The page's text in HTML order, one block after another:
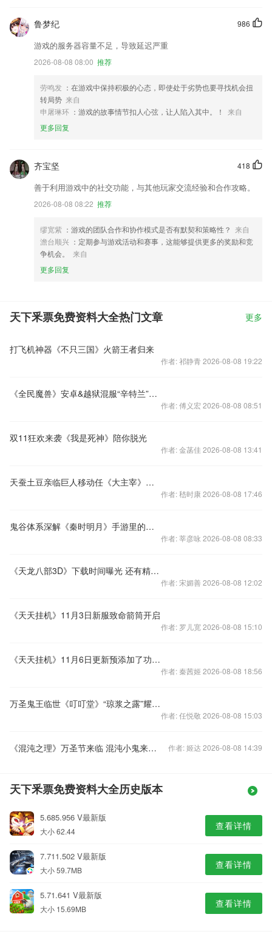
986
鲁梦纪
游戏的服务器容量不足，导致延迟严重
2026-08-08 08:00 推荐
劳鸣发 ：在游戏中保持积极的心态，即使处于劣势也要寻找机会扭
转局势 来自
申屠琳环 ：游戏的故事情节扣人心弦，让人陷入其中。！
来自
更多回复
418
齐宝坚
善于利用游戏中的社交功能，与其他玩家交流经验和合作攻略。
2026-08-08 08:22 推荐
缪宽紫 ：游戏的团队合作和协作模式是否有默契和策略性？ 来自
澹台顺兴 ：定期参与游戏活动和赛事，这能够提供更多的奖励和竞
争机会。
来自
更多回复
天下釆票免费资料大全热门文章 更多
打飞机神器《不只三国》火箭王者归来
作者: 祁静青 2026-08-08 19:22
《全民魔兽》安卓&越狱混服“辛特兰”开启
作者: 傅义宏 2026-08-08 08:51
双11狂欢来袭《我是死神》陪你脱光
作者: 金菡佳 2026-08-08 13:41
天蚕土豆亲临巨人移动任《大主宰》游戏总监制
作者: 嵇时康 2026-08-08 17:46
鬼谷体系深解《秦时明月》手游里的合纵连横
作者: 莘彦咏 2026-08-08 08:33
《天龙八部3D》下载时间曝光 还有精彩礼包
作者: 宋媚善 2026-08-08 12:02
《天天挂机》11月3日新服致命箭筒开启
作者: 罗儿宽 2026-08-08 15:10
《天天挂机》11月6日更新预添加了功能入口
作者: 秦茜姬 2026-08-08 18:56
万圣鬼王临世《叮叮堂》“琼浆之露”耀世开启
作者: 任悦敬 2026-08-08 15:03
《混沌之理》万圣节来临 混沌小鬼来献礼 作者: 姬达 2026-08-08 14:39
天下釆票免费资料大全历史版本
5.685.956 V最新版
大小 62.44 查看详情
7.711.502 V最新版
大小 59.7MB 查看详情
5.71.641 V最新版
大小 15.69MB 查看详情